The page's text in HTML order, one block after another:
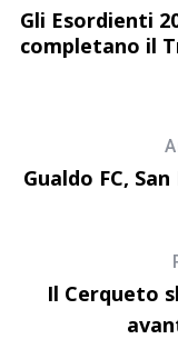
Gli Esordienti
completano il
Gualdo FC,
Il Cerqueto